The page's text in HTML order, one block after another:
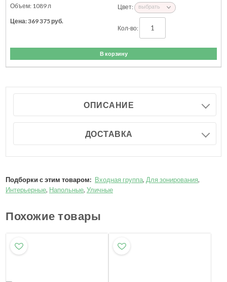
1089 л
369 375руб.
В корзину
ОПИСАНИЕ
ДОСТАВКА
Подборки с этим товаром: Входная группа, Для зонирования,
Интерьерные, Напольные, Уличные
Похожие товары